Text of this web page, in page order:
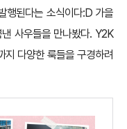
행된다는 소식이다:D 가을
사우들을 만나봤다. Y2K
지 다양한 룩들을 구경하려